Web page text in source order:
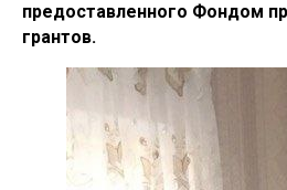
предоставленного Фондом
грантов.